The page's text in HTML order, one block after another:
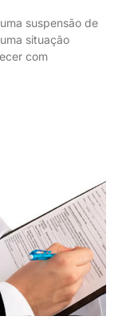
suspensão de
situação
com